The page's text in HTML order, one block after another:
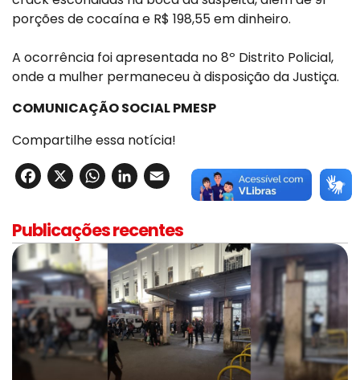
porções de cocaína e R$ 198,55 em dinheiro.
A ocorrência foi apresentada no 8º Distrito Policial,
onde a mulher permaneceu à disposição da Justiça.
COMUNICAÇÃO SOCIAL PMESP
Compartilhe essa notícia!
Facebook
X WhatsApp
LinkedIn
Email
Publicações recentes